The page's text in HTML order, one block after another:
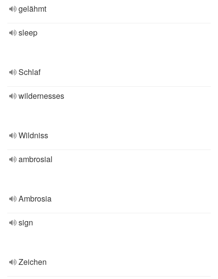
gelähmt
sleep
Schlaf
wildernesses
Wildniss
ambrosial
Ambrosia
sign
Zeichen